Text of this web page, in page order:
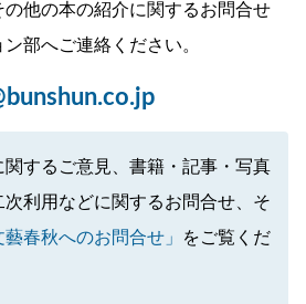
の他の本の紹介に関するお問合せ
部へご連絡ください。
するご意見、書籍・記事・写真
利用などに関するお問合せ、そ
藝春秋へのお問合せ」
をご覧くだ